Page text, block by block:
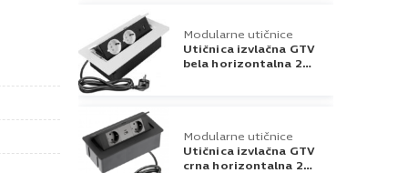
Modularne utičnice
Utičnica izvlačna GTV
bela horizontalna 2
Modularne utičnice
Utičnica izvlačna GTV
crna horizontalna 2